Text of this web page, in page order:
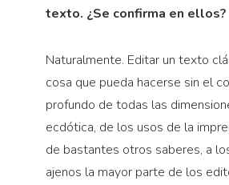
texto. ¿Se confirma en ellos?
Naturalmente. Editar un texto
cosa que pueda hacerse sin el
profundo de todas las
ecdótica, de los usos de la
de bastantes otros saberes, a
ajenos la mayor parte de los